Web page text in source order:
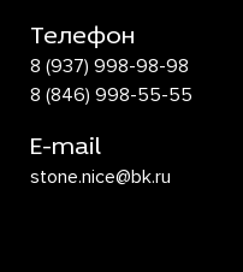
Телефон
8 (937) 998-98-98
8 (846) 998-55-55
E-mail
stone.nice@bk.ru